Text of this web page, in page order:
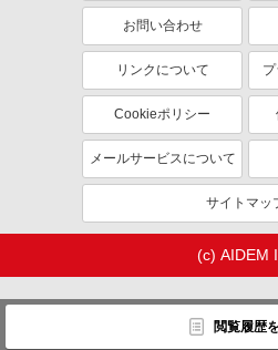
閲覧履歴
お問い合わせ
リンクについて
Cookieポリシー
メールサービスについて
サイトマッ
(c) AIDEM